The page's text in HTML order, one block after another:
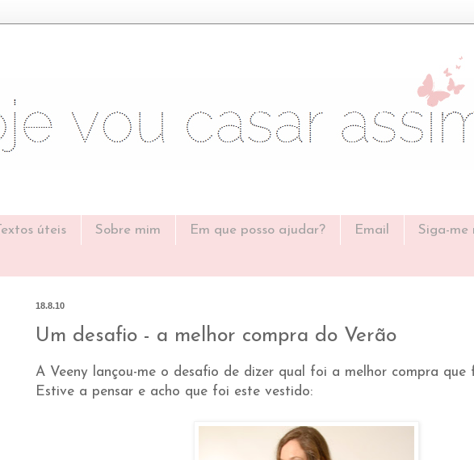
Textos úteis Sobre mim Em que posso ajudar? Email Siga-me
18.8.10
Um desafio - a melhor compra do Verão
A Veeny lançou-me o desafio de dizer qual foi a melhor compra que
Estive a pensar e acho que foi este vestido: